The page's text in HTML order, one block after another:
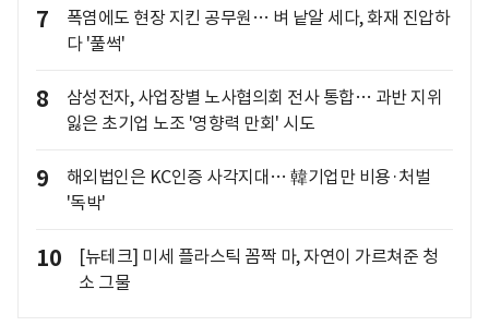
7
폭염에도 현장 지킨 공무원… 벼 낱알 세다, 화재 진압하
다 '풀썩'
8
삼성전자, 사업장별 노사협의회 전사 통합… 과반 지위
잃은 초기업 노조 '영향력 만회' 시도
9
해외법인은 KC인증 사각지대… 韓기업만 비용·처벌
'독박'
10
[뉴테크] 미세 플라스틱 꼼짝 마, 자연이 가르쳐준 청
소 그물